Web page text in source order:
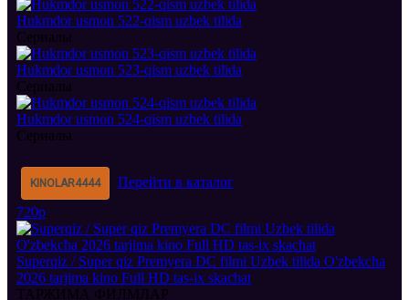
Hukmdor usmon 522-qism uzbek tilida
Сериалы
Hukmdor usmon 523-qism uzbek tilida
Сериалы
Hukmdor usmon 524-qism uzbek tilida
Сериалы
KINOLAR4444
Перейти в каталог
720p
Superqiz / Super qiz Premyera DC filmi Uzbek tilida O'zbekcha
2026 tarjima kino Full HD tas-ix skachat
ТАРЖИМА ФИЛМЛАР